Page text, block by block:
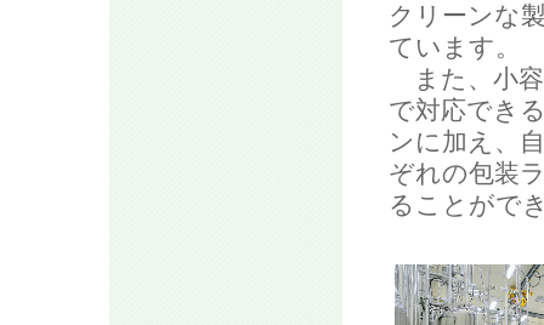
クリーンな
ています。
また、小
で対応でき
ンに加え、
ぞれの包装
ることがで